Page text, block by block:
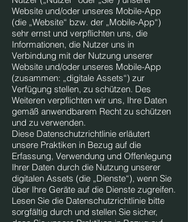
Website und/oder unseres Mobile-App
(die „Website“ bzw. der „Mobile-App“)
sehr ernst und verpflichten uns, die
Informationen, die Nutzer uns in
Verbindung mit der Nutzung unserer
Website und/oder unseres Mobile-App
(zusammen: „digitale Assets“) zur
Verfügung stellen, zu schützen. Des
Weiteren verpflichten wir uns, Ihre Daten
gemäß anwendbarem Recht zu schützen
und zu verwenden.
Diese Datenschutzrichtlinie erläutert
unsere Praktiken in Bezug auf die
Erfassung, Verwendung und Offenlegung
Ihrer Daten durch die Nutzung unserer
digitalen Assets (die „Dienste“), wenn Sie
über Ihre Geräte auf die Dienste zugreifen.
Lesen Sie die Datenschutzrichtlinie bitte
sorgfältig durch und stellen Sie sicher,